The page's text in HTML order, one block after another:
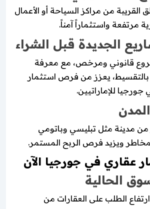
القريبة من مراكز السياحة أو الأعمال
مرتفعة واستثماراً آمناً.
الجديدة قبل الشراء
قانوني ومرخص، مع معرفة
بالتقسيط، يعزز من فرص استثمار
للإماراتيين.
من مدينة مثل تبليسي وباتومي
ويزيد فرص الربح المستمر.
عقاري في جورجيا الآن
الحالية
ارتفاع الطلب على العقارات من